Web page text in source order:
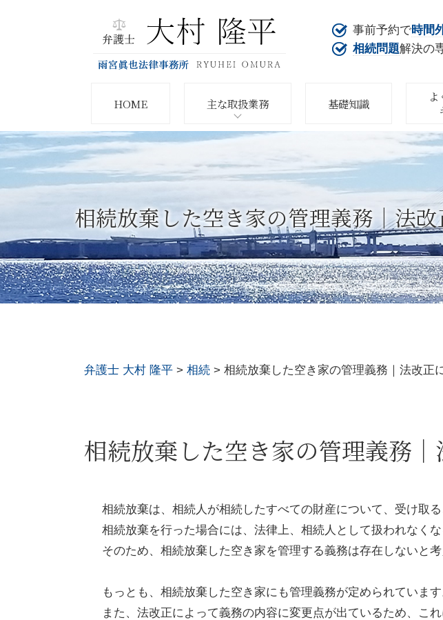
相続放棄した空き家の管理義務｜法
事前予約で時間
相続問題解決の
HOME 主な取扱業務 基礎知識
弁護士 大村 隆平 > 相続 > 相続放棄した空き家の管理義務｜法改正
相続放棄した空き家の管理義務
相続放棄は、相続人が相続したすべての財産について、受け取る
相続放棄を行った場合には、法律上、相続人として扱われなく
そのため、相続放棄した空き家を管理する義務は存在しないと
もっとも、相続放棄した空き家にも管理義務が定められています
また、法改正によって義務の内容に変更点が出ているため、こ